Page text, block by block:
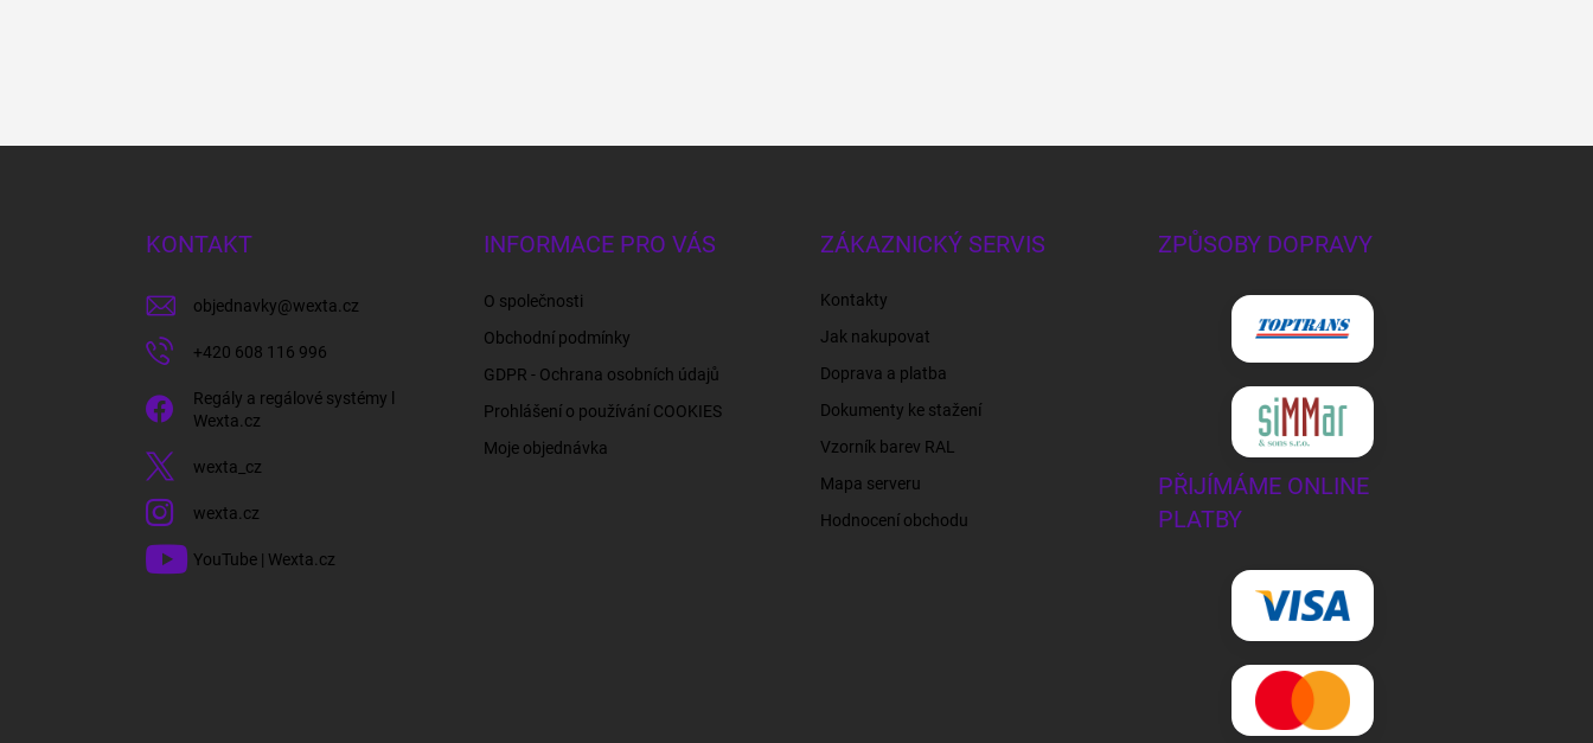
KONTAKT
objednavky@wexta.cz
+420 608 116 996
Regály a regálové systémy l
Wexta.cz
wexta_cz
wexta.cz
YouTube | Wexta.cz
INFORMACE PRO VÁS
O společnosti
Obchodní podmínky
GDPR - Ochrana osobních údajů
Prohlášení o používání COOKIES
Moje objednávka
ZÁKAZNICKÝ SERVIS
Kontakty
Jak nakupovat
Doprava a platba
Dokumenty ke stažení
Vzorník barev RAL
Mapa serveru
Hodnocení obchodu
ZPŮSOBY DOPRAVY
PŘIJÍMÁME ONLINE
PLATBY